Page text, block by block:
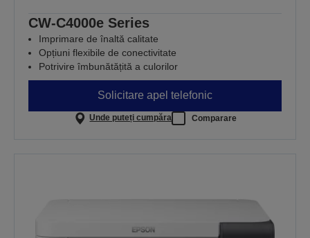
CW-C4000e Series
Imprimare de înaltă calitate
Opțiuni flexibile de conectivitate
Potrivire îmbunătățită a culorilor
Solicitare apel telefonic
Unde puteți cumpăra Comparare